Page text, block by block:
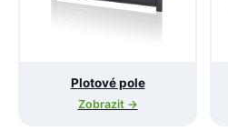
Plotové pole
Zobrazit →